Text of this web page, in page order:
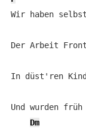
Wir haben
Der Arbeit
In düst'ren
Und wurden
Dm